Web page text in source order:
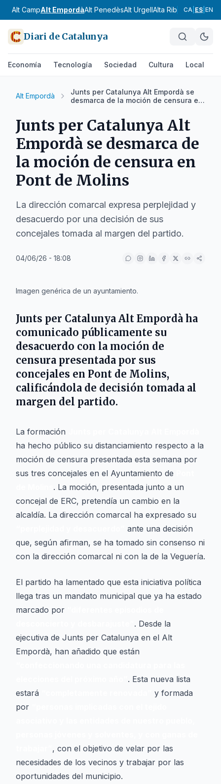
Alt CampAlt EmpordàAlt PenedèsAlt UrgellAlta RibagorçaAnoia
CA ES EN
Diari de Catalunya
Economía Tecnología Sociedad Cultura Local
Alt Empordà
Junts per Catalunya Alt Empordà se
desmarca de la moción de censura en
Junts per Catalunya Alt
Empordà se desmarca de
la moción de censura en
Pont de Molins
La dirección comarcal expresa perplejidad y
desacuerdo por una decisión de sus
concejales tomada al margen del partido.
04/06/26 - 18:08
Imagen genérica de un ayuntamiento.
Junts per Catalunya Alt Empordà ha
comunicado públicamente su
desacuerdo con la moción de
censura presentada por sus
concejales en Pont de Molins,
calificándola de decisión tomada al
margen del partido.
La formación
ha hecho público su distanciamiento respecto a la
moción de censura presentada esta semana por
sus tres concejales en el Ayuntamiento de
. La moción, presentada junto a un
concejal de ERC, pretendía un cambio en la
alcaldía. La dirección comarcal ha expresado su
ante una decisión
que, según afirman, se ha tomado sin consenso ni
con la dirección comarcal ni con la de la Veguería.
El partido ha lamentado que esta iniciativa política
llega tras un mandato municipal que ya ha estado
marcado por
. Desde la
ejecutiva de Junts per Catalunya en el Alt
Empordà, han añadido que están
. Esta nueva lista
estará
y formada
por
, con el objetivo de velar por las
necesidades de los vecinos y trabajar por las
oportunidades del municipio.